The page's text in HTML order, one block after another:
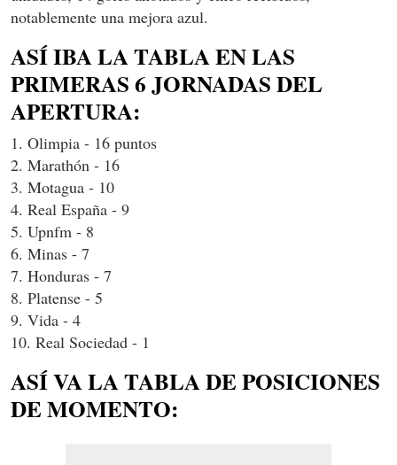
notablemente una mejora azul.
ASÍ IBA LA TABLA EN LAS
PRIMERAS 6 JORNADAS DEL
APERTURA:
1. Olimpia - 16 puntos
2. Marathón - 16
3. Motagua - 10
4. Real España - 9
5. Upnfm - 8
6. Minas - 7
7. Honduras - 7
8. Platense - 5
9. Vida - 4
10. Real Sociedad - 1
ASÍ VA LA TABLA DE POSICIONES
DE MOMENTO: